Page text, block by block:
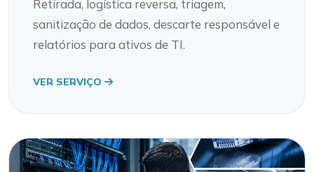
Retirada, logística reversa, triagem,
sanitização de dados, descarte responsável e
relatórios para ativos de TI.
VER SERVIÇO